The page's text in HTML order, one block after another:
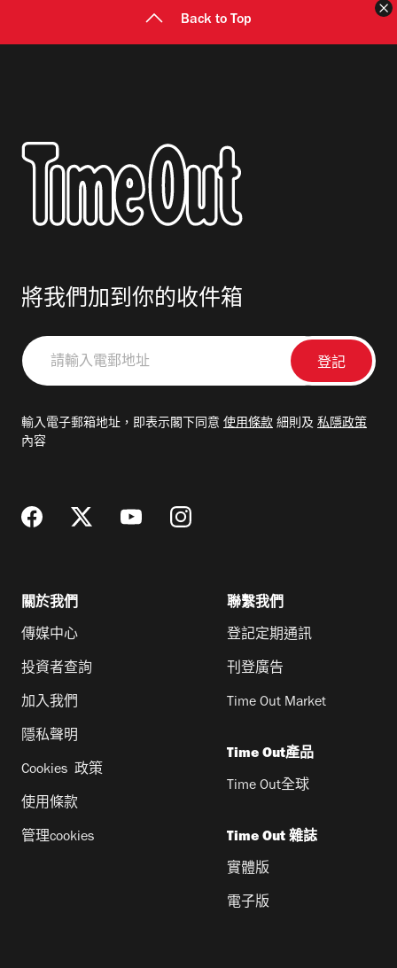
Back to Top
將我們加到你的收件箱
請
輸
郵
輸入電子郵箱地址，即表示閣下同意 使用條款 細則及 私隱政策
內容
關於我們
傳媒中心
投資者查詢
加入我們
隱私聲明
Cookies 政策
使用條款
管理cookies
聯繫我們
登記定期通訊
刊登廣告
Time Out Market
Time Out產品
Time Out全球
Time Out 雜誌
實體版
電子版